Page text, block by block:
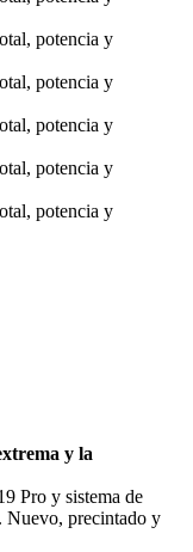
y la
Pro y sistema de
Nuevo, precintado y